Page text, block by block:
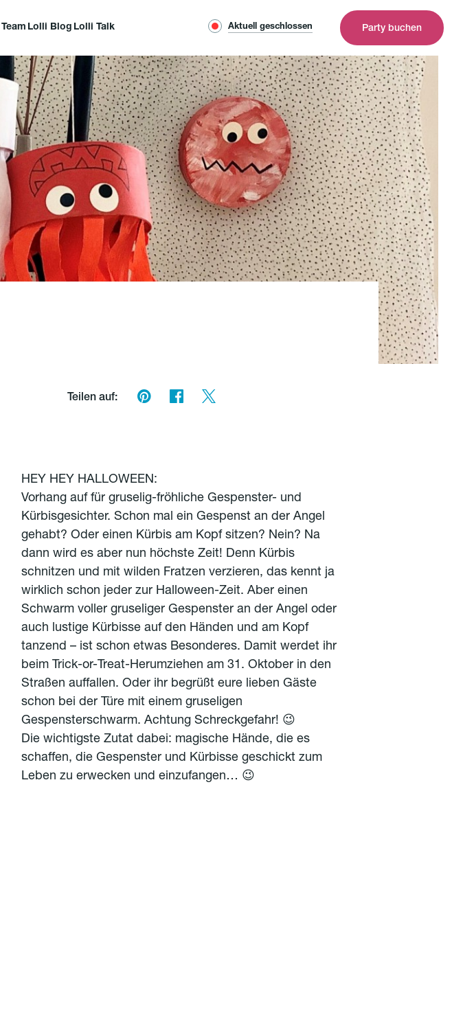
Team Lolli Blog Lolli Talk Aktuell geschlossen Party buchen
Teilen auf:
HEY HEY HALLOWEEN:
Vorhang auf für gruselig-fröhliche Gespenster- und
Kürbisgesichter. Schon mal ein Gespenst an der Angel
gehabt? Oder einen Kürbis am Kopf sitzen? Nein? Na
dann wird es aber nun höchste Zeit! Denn Kürbis
schnitzen und mit wilden Fratzen verzieren, das kennt ja
wirklich schon jeder zur Halloween-Zeit. Aber einen
Schwarm voller gruseliger Gespenster an der Angel oder
auch lustige Kürbisse auf den Händen und am Kopf
tanzend – ist schon etwas Besonderes. Damit werdet ihr
beim Trick-or-Treat-Herumziehen am 31. Oktober in den
Straßen auffallen. Oder ihr begrüßt eure lieben Gäste
schon bei der Türe mit einem gruseligen
Gespensterschwarm. Achtung Schreckgefahr! 😉
Die wichtigste Zutat dabei: magische Hände, die es
schaffen, die Gespenster und Kürbisse geschickt zum
Leben zu erwecken und einzufangen… 😉